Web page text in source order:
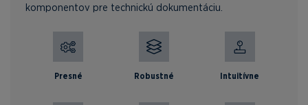
komponentov pre technickú dokumentáciu.
Presné Robustné Intuitívne